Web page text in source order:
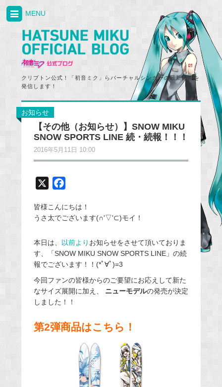
クリプトン公式！「初音ミク」らバーチャルシンガーの最新情報を
発信します！
MENU
お知らせ
【その他（お知らせ）】SNOW MIKU
SNOW SPORTS LINE 続・続報！！！
2016年5月11日 10:00
c
e
o
皆様こんにちは！
うさ太でございます(∩'▽'⊂)モイ！
本日は、 以前より お知らせをさせて頂いておりま
す、「SNOW MIKU SNOW SPORTS LINE」の続
報でございます！！(*ﾟ∀ﾟ)=3
今回ファンの皆様からのご要望にお応えして新た
なサイズ展開に加え、 ニューモデルの発売が決定
しました！！
第2弾商品はこちら！